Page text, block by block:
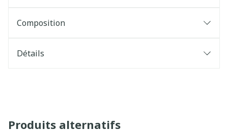
Composition
Détails
Produits alternatifs